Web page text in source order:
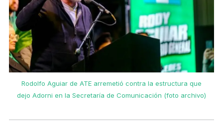
Rodolfo Aguiar de ATE arremetió contra la estructura que
dejo Adorni en la Secretaría de Comunicación (foto archivo)